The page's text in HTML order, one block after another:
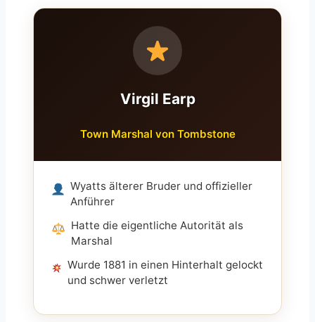
Virgil Earp
Town Marshal von Tombstone
Wyatts älterer Bruder und offizieller
Anführer
Hatte die eigentliche Autorität als
Marshal
Wurde 1881 in einen Hinterhalt gelockt
und schwer verletzt